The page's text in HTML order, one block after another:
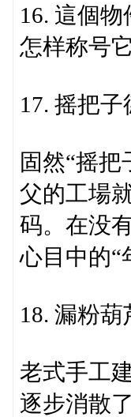
16. 這個
怎样称号
17. 摇把子
固然“摇
父的工場
码。在没
心目中的“
18. 漏粉葫
老式手工
逐步消散了